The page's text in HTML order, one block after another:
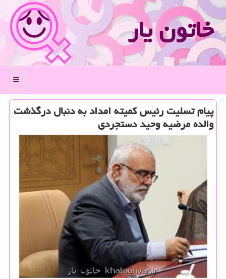
خاتون یار
منو
پیام تسلیت رئیس كمیته امداد به دنبال درگذشت
والده مرضیه وحید دستجردی